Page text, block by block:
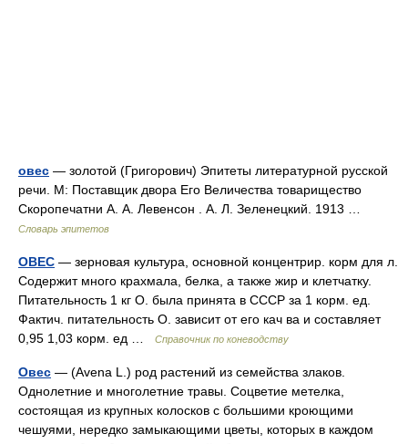
овес — золотой (Григорович) Эпитеты литературной русской
речи. М: Поставщик двора Его Величества товарищество
Скоропечатни А. А. Левенсон . А. Л. Зеленецкий. 1913 …
Словарь эпитетов
ОВЕС — зерновая культура, основной концентрир. корм для л.
Содержит много крахмала, белка, а также жир и клетчатку.
Питательность 1 кг О. была принята в СССР за 1 корм. ед.
Фактич. питательность О. зависит от его кач ва и составляет
0,95 1,03 корм. ед …
Справочник по коневодству
Овес — (Avena L.) род растений из семейства злаков.
Однолетние и многолетние травы. Соцветие метелка,
состоящая из крупных колосков с большими кроющими
чешуями, нередко замыкающими цветы, которых в каждом